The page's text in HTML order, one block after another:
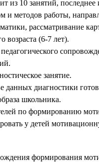
10 занятий, последнее
и методов работы,
возраста (6-7 лет).
занятие.
данных диагностики
школьника.
по формированию
у детей
формирования